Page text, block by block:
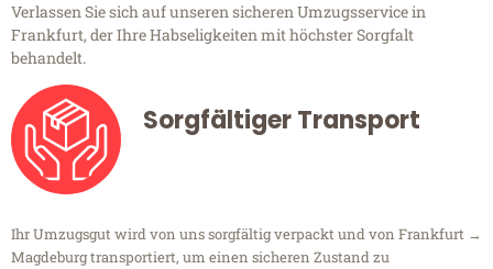
Verlassen Sie sich auf unseren sicheren Umzugsservice in
Frankfurt, der Ihre Habseligkeiten mit höchster Sorgfalt
behandelt.
Sorgfältiger Transport
Ihr Umzugsgut wird von uns sorgfältig verpackt und von Frankfurt →
Magdeburg transportiert, um einen sicheren Zustand zu